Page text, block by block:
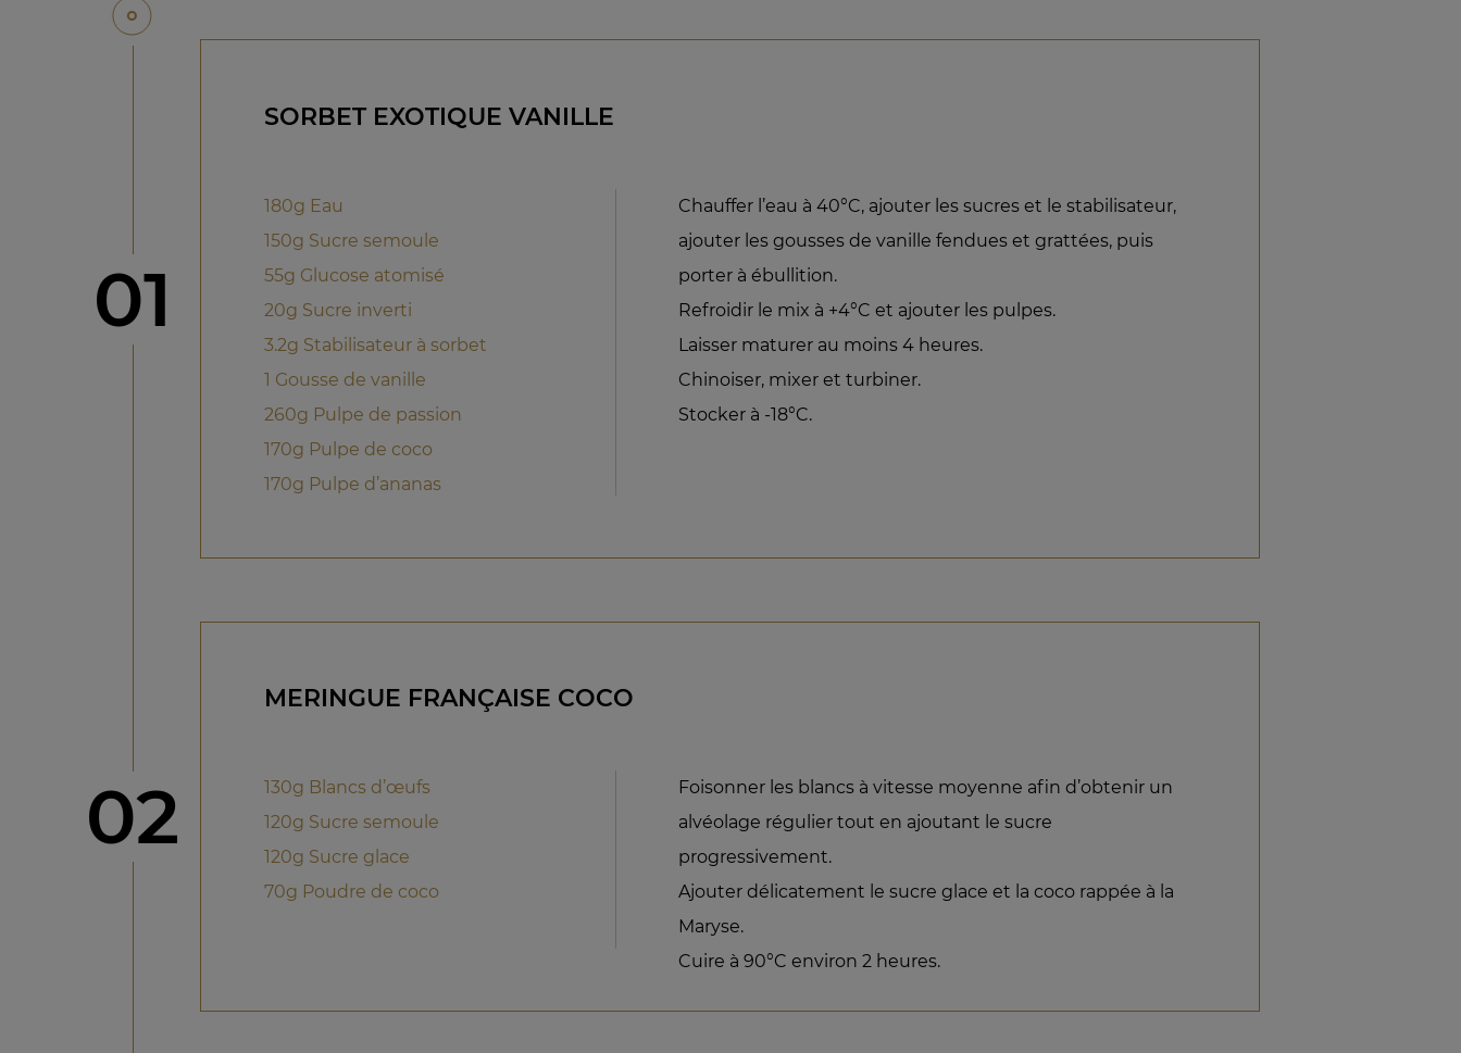
étape
01
SORBET EXOTIQUE VANILLE
180g Eau
150g Sucre semoule
55g Glucose atomisé
20g Sucre inverti
3.2g Stabilisateur à sorbet
1 Gousse de vanille
260g Pulpe de passion
170g Pulpe de coco
170g Pulpe d’ananas
Chauffer l’eau à 40°C, ajouter les sucres et le stabilisateur,
ajouter les gousses de vanille fendues et grattées, puis
porter à ébullition.
Refroidir le mix à +4°C et ajouter les pulpes.
Laisser maturer au moins 4 heures.
Chinoiser, mixer et turbiner.
Stocker à -18°C.
étape
02
MERINGUE FRANÇAISE COCO
130g Blancs d’œufs
120g Sucre semoule
120g Sucre glace
70g Poudre de coco
Foisonner les blancs à vitesse moyenne afin d’obtenir un
alvéolage régulier tout en ajoutant le sucre
progressivement.
Ajouter délicatement le sucre glace et la coco rappée à la
Maryse.
Cuire à 90°C environ 2 heures.